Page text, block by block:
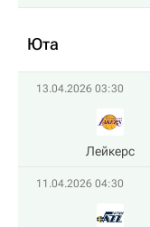
Юта
13.04.2026 03:30
Лейкерс
11.04.2026 04:30